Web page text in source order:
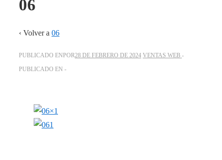
06
‹ Volver a 06
PUBLICADO ENPOR28 DE FEBRERO DE 2024 VENTAS WEB
PUBLICADO EN